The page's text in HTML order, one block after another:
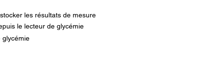
les résultats de mesure
le lecteur de glycémie
glycémie